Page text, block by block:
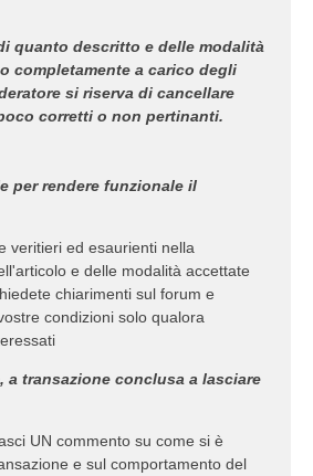
quanto descritto e delle modalità
completamente a carico degli
si riserva di cancellare
corretti o non pertinanti.
per rendere funzionale il
veritieri ed esaurienti nella
e delle modalità accettate
chiarimenti sul forum e
condizioni solo qualora
a transazione conclusa a lasciare
UN commento su come si è
e sul comportamento del